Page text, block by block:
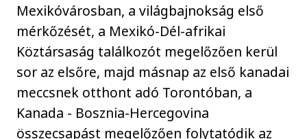
Mexikóvárosban, a világbajnokság első
mérkőzését, a Mexikó-Dél-afrikai
Köztársaság találkozót megelőzően kerül
sor az elsőre, majd másnap az első kanadai
meccsnek otthont adó Torontóban, a
Kanada - Bosznia-Hercegovina
összecsapást megelőzően folytatódik az